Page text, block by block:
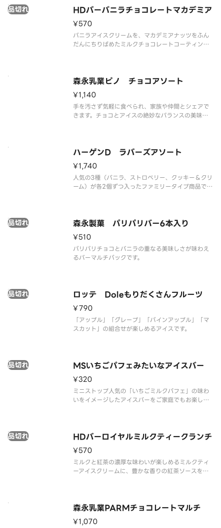
HDバーバニラチョコレートマカデミア
品切れ
¥570
バニラアイスクリームを、マカデミアナッツをふん
だんにちりばめたミルクチョコレートコーティング
森永乳業ピノ チョコアソート
¥1,140
手を汚さず気軽に食べられ、家族や仲間とシェアで
きます。チョコとアイスの絶妙なバランスの美味し
ハーゲンD ラバーズアソート
¥1,740
人気の3種（バニラ、ストロベリー、クッキー＆クリ
ーム）が各2個ずつ入ったファミリータイプ商品で
森永製菓 パリパリバー6本入り
品切れ
¥510
パリパリチョコとバニラの重なる美味しさが味わえ
るバーマルチパックです。
ロッテ Doleもりだくさんフルーツ
品切れ
¥790
「アップル」「グレープ」「パインアップル」「マ
スカット」の組合せが楽しめるアイスです。
MSいちごパフェみたいなアイスバー
品切れ
¥320
ミニストップ人気の「いちごミルクパフェ」の味わ
いをイメージしたアイスバーをご家庭でもお楽しみ
HDバーロイヤルミルクティークランチ
品切れ
¥570
ミルクと紅茶の濃厚な味わいが楽しめるミルクティ
ーアイスクリームに、豊かな香りの紅茶ソースを合
森永乳業PARMチョコレートマルチ
¥1,070